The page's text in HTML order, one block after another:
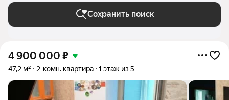
Сохранить поиск
4 900 000 ₽
47,2 м² 2-комн. квартира 1 этаж из 5